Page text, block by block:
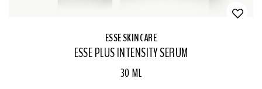
ESSE SKINCARE
ESSE PLUS INTENSITY SERUM
30 ML